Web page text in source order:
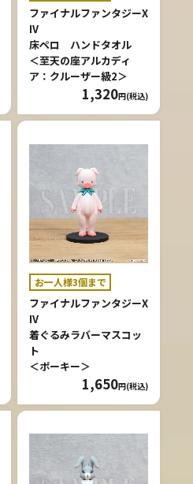
ファイナルファンタジーX
IV
床ペロ ハンドタオル
＜至天の座アルカディ
ア：クルーザー級2＞
1,320円(税込)
お一人様3個まで
ファイナルファンタジーX
IV
着ぐるみラバーマスコッ
ト
＜ポーキー＞
1,650円(税込)